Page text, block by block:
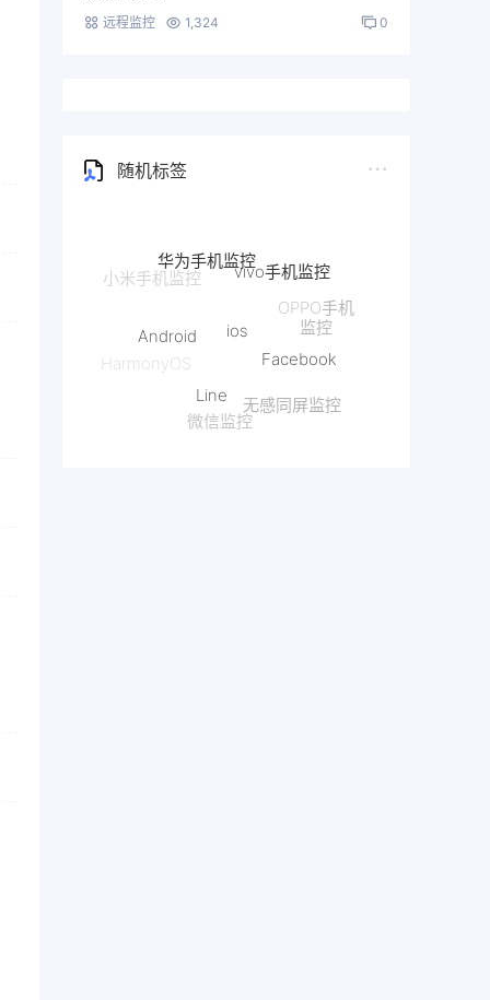
远程监控 1,324 0
随机标签
vivo手机监控
OPPO手机
监控
HarmonyOS
Facebook
无感同屏监控
微信监控